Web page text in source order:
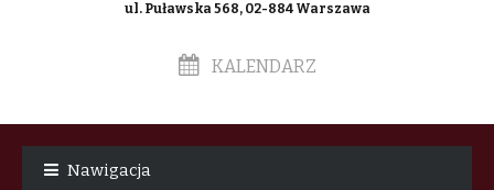
ul. Puławska 568, 02-884 Warszawa
KALENDARZ
Nawigacja